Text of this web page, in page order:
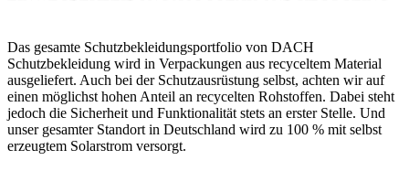
Das gesamte Schutzbekleidungsportfolio von DACH
Schutzbekleidung wird in Verpackungen aus recyceltem Material
ausgeliefert. Auch bei der Schutzausrüstung selbst, achten wir auf
einen möglichst hohen Anteil an recycelten Rohstoffen. Dabei steht
jedoch die Sicherheit und Funktionalität stets an erster Stelle. Und
unser gesamter Standort in Deutschland wird zu 100 % mit selbst
erzeugtem Solarstrom versorgt.